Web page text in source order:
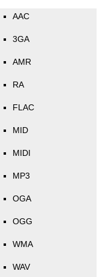
AAC
3GA
AMR
RA
FLAC
MID
MIDI
MP3
OGA
OGG
WMA
WAV